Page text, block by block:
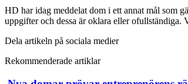
HD har idag meddelat dom i ett annat mål som
uppgifter och dessa är oklara eller ofullständiga.
Dela artikeln på sociala medier
Rekommenderade artiklar